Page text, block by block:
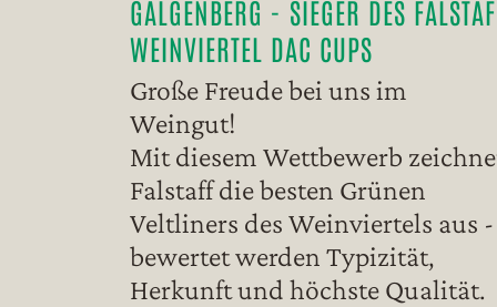
GALGENBERG - SIEGER DES
WEINVIERTEL DAC CUPS
Große Freude bei uns im
Weingut!
Mit diesem Wettbewerb
Falstaff die besten Grünen
Veltliners des Weinviertels aus -
bewertet werden Typizität,
Herkunft und höchste Qualität.